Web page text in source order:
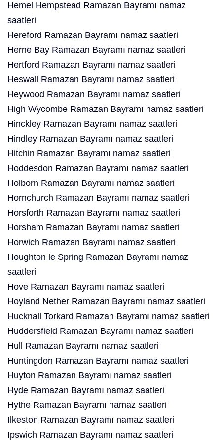
Hemel Hempstead Ramazan Bayramı namaz
saatleri
Hereford Ramazan Bayramı namaz saatleri
Herne Bay Ramazan Bayramı namaz saatleri
Hertford Ramazan Bayramı namaz saatleri
Heswall Ramazan Bayramı namaz saatleri
Heywood Ramazan Bayramı namaz saatleri
High Wycombe Ramazan Bayramı namaz saatleri
Hinckley Ramazan Bayramı namaz saatleri
Hindley Ramazan Bayramı namaz saatleri
Hitchin Ramazan Bayramı namaz saatleri
Hoddesdon Ramazan Bayramı namaz saatleri
Holborn Ramazan Bayramı namaz saatleri
Hornchurch Ramazan Bayramı namaz saatleri
Horsforth Ramazan Bayramı namaz saatleri
Horsham Ramazan Bayramı namaz saatleri
Horwich Ramazan Bayramı namaz saatleri
Houghton le Spring Ramazan Bayramı namaz
saatleri
Hove Ramazan Bayramı namaz saatleri
Hoyland Nether Ramazan Bayramı namaz saatleri
Hucknall Torkard Ramazan Bayramı namaz saatleri
Huddersfield Ramazan Bayramı namaz saatleri
Hull Ramazan Bayramı namaz saatleri
Huntingdon Ramazan Bayramı namaz saatleri
Huyton Ramazan Bayramı namaz saatleri
Hyde Ramazan Bayramı namaz saatleri
Hythe Ramazan Bayramı namaz saatleri
Ilkeston Ramazan Bayramı namaz saatleri
Ipswich Ramazan Bayramı namaz saatleri